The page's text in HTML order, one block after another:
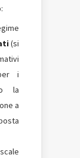
(si
i
la
a